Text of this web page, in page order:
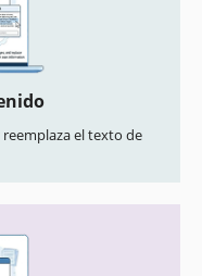
el texto de